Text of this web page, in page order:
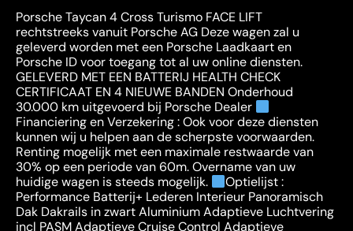
Porsche Taycan 4 Cross Turismo FACE LIFT
rechtstreeks vanuit Porsche AG Deze wagen zal u
geleverd worden met een Porsche Laadkaart en
Porsche ID voor toegang tot al uw online diensten.
GELEVERD MET EEN BATTERIJ HEALTH CHECK
CERTIFICAAT EN 4 NIEUWE BANDEN Onderhoud
30.000 km uitgevoerd bij Porsche Dealer
Financiering en Verzekering : Ook voor deze diensten
kunnen wij u helpen aan de scherpste voorwaarden.
Renting mogelijk met een maximale restwaarde van
30% op een periode van 60m. Overname van uw
huidige wagen is steeds mogelijk.
Optielijst :
Performance Batterij+ Lederen Interieur Panoramisch
Dak Dakrails in zwart Aluminium Adaptieve Luchtvering
incl PASM Adaptieve Cruise Control Adaptieve